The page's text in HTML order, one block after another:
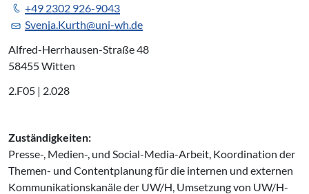
+49 2302 926-9043
Svenja.Kurth@uni-wh.de
Alfred-Herrhausen-Straße 48
58455 Witten
2.F05 | 2.028
Zuständigkeiten:
Presse-, Medien-, und Social-Media-Arbeit, Koordination der
Themen- und Contentplanung für die internen und externen
Kommunikationskanäle der UW/H, Umsetzung von UW/H-